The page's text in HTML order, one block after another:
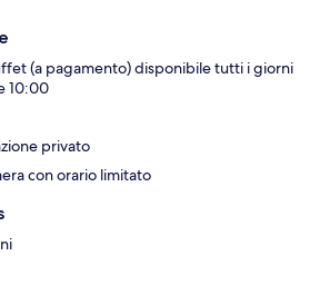
(a pagamento) disponibile tutti i giorni
10:00
privato
con orario limitato